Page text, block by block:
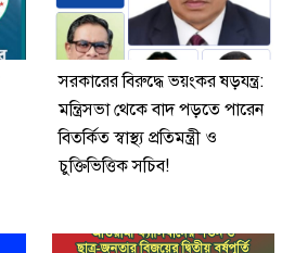
সরকারের বিরুদ্ধে ভয়ংকর ষড়যন্ত্র:
মন্ত্রিসভা থেকে বাদ পড়তে পারেন
বিতর্কিত স্বাস্থ্য প্রতিমন্ত্রী ও
চুক্তিভিত্তিক সচিব!